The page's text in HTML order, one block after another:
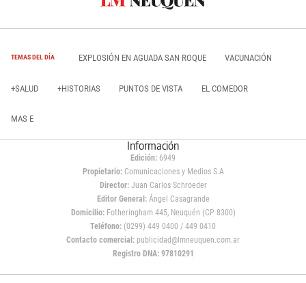
TEMAS DEL DÍA EXPLOSIÓN EN AGUADA SAN ROQUE VACUNACIÓN
+SALUD +HISTORIAS PUNTOS DE VISTA EL COMEDOR
MAS E
Información
Edición: 6949
Propietario:Comunicaciones y Medios S.A
Director: Juan Carlos Schroeder
Editor General:Ángel Casagrande
Domicilio:Fotheringham 445, Neuquén (CP 8300)
Teléfono: (0299) 449 0400 / 449 0410
Contacto comercial: publicidad@lmneuquen.com.ar
Registro DNA: 97810291